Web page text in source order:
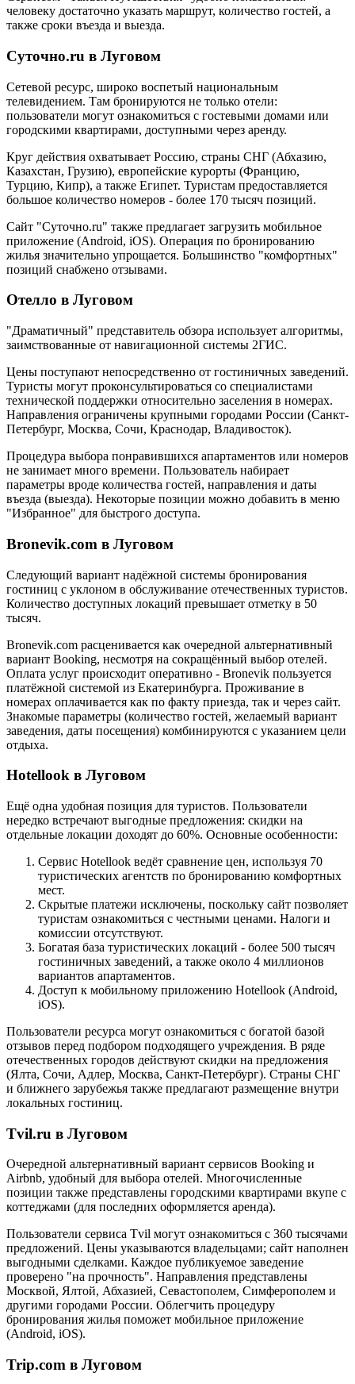
человеку достаточно указать маршрут, количество гостей, а
также сроки въезда и выезда.
Суточно.ru в Луговом
Сетевой ресурс, широко воспетый национальным
телевидением. Там бронируются не только отели:
пользователи могут ознакомиться с гостевыми домами или
городскими квартирами, доступными через аренду.
Круг действия охватывает Россию, страны СНГ (Абхазию,
Казахстан, Грузию), европейские курорты (Францию,
Турцию, Кипр), а также Египет. Туристам предоставляется
большое количество номеров - более 170 тысяч позиций.
Сайт "Суточно.ru" также предлагает загрузить мобильное
приложение (Android, iOS). Операция по бронированию
жилья значительно упрощается. Большинство "комфортных"
позиций снабжено отзывами.
Отелло в Луговом
"Драматичный" представитель обзора использует алгоритмы,
заимствованные от навигационной системы 2ГИС.
Цены поступают непосредственно от гостиничных заведений.
Туристы могут проконсультироваться со специалистами
технической поддержки относительно заселения в номерах.
Направления ограничены крупными городами России (Санкт-
Петербург, Москва, Сочи, Краснодар, Владивосток).
Процедура выбора понравившихся апартаментов или номеров
не занимает много времени. Пользователь набирает
параметры вроде количества гостей, направления и даты
въезда (выезда). Некоторые позиции можно добавить в меню
"Избранное" для быстрого доступа.
Bronevik.com в Луговом
Следующий вариант надёжной системы бронирования
гостиниц с уклоном в обслуживание отечественных туристов.
Количество доступных локаций превышает отметку в 50
тысяч.
Bronevik.com расценивается как очередной альтернативный
вариант Booking, несмотря на сокращённый выбор отелей.
Оплата услуг происходит оперативно - Bronevik пользуется
платёжной системой из Екатеринбурга. Проживание в
номерах оплачивается как по факту приезда, так и через сайт.
Знакомые параметры (количество гостей, желаемый вариант
заведения, даты посещения) комбинируются с указанием цели
отдыха.
Hotellook в Луговом
Ещё одна удобная позиция для туристов. Пользователи
нередко встречают выгодные предложения: скидки на
отдельные локации доходят до 60%. Основные особенности:
Сервис Hotellook ведёт сравнение цен, используя 70
туристических агентств по бронированию комфортных
мест.
Скрытые платежи исключены, поскольку сайт позволяет
туристам ознакомиться с честными ценами. Налоги и
комиссии отсутствуют.
Богатая база туристических локаций - более 500 тысяч
гостиничных заведений, а также около 4 миллионов
вариантов апартаментов.
Доступ к мобильному приложению Hotellook (Android,
iOS).
Пользователи ресурса могут ознакомиться с богатой базой
отзывов перед подбором подходящего учреждения. В ряде
отечественных городов действуют скидки на предложения
(Ялта, Сочи, Адлер, Москва, Санкт-Петербург). Страны СНГ
и ближнего зарубежья также предлагают размещение внутри
локальных гостиниц.
Tvil.ru в Луговом
Очередной альтернативный вариант сервисов Booking и
Airbnb, удобный для выбора отелей. Многочисленные
позиции также представлены городскими квартирами вкупе с
коттеджами (для последних оформляется аренда).
Пользователи сервиса Tvil могут ознакомиться с 360 тысячами
предложений. Цены указываются владельцами; сайт наполнен
выгодными сделками. Каждое публикуемое заведение
проверено "на прочность". Направления представлены
Москвой, Ялтой, Абхазией, Севастополем, Симферополем и
другими городами России. Облегчить процедуру
бронирования жилья поможет мобильное приложение
(Android, iOS).
Trip.com в Луговом